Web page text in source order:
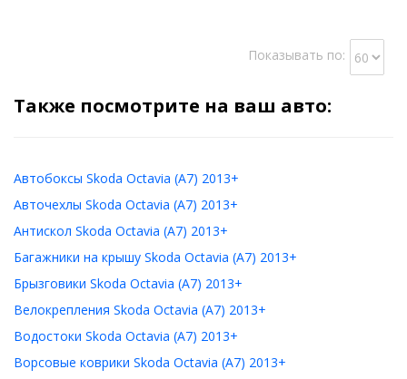
Показывать по:
Также посмотрите на ваш авто:
Автобоксы Skoda Octavia (A7) 2013+
Авточехлы Skoda Octavia (A7) 2013+
Антискол Skoda Octavia (A7) 2013+
Багажники на крышу Skoda Octavia (A7) 2013+
Брызговики Skoda Octavia (A7) 2013+
Велокрепления Skoda Octavia (A7) 2013+
Водостоки Skoda Octavia (A7) 2013+
Ворсовые коврики Skoda Octavia (A7) 2013+